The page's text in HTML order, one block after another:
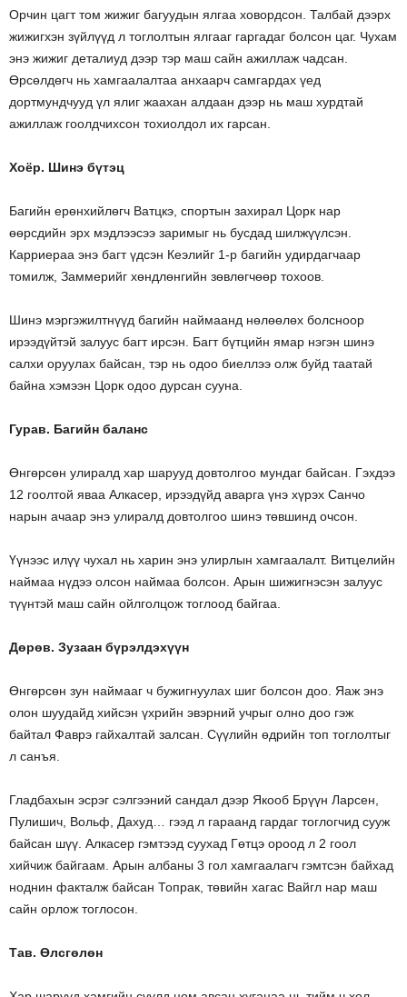
Орчин цагт том жижиг багуудын ялгаа ховордсон. Талбай дээрх
жижигхэн зүйлүүд л тоглолтын ялгааг гаргадаг болсон цаг. Чухам
энэ жижиг деталиуд дээр тэр маш сайн ажиллаж чадсан.
Өрсөлдөгч нь хамгаалалтаа анхаарч самгардах үед
дортмундчууд үл ялиг жаахан алдаан дээр нь маш хурдтай
ажиллаж гоолдчихсон тохиолдол их гарсан.
Хоёр. Шинэ бүтэц
Багийн ерөнхийлөгч Ватцкэ, спортын захирал Цорк нар
өөрсдийн эрх мэдлээсээ заримыг нь бусдад шилжүүлсэн.
Карриераа энэ багт үдсэн Кеэлийг 1-р багийн удирдагчаар
томилж, Заммерийг хөндлөнгийн зөвлөгчөөр тохоов.
Шинэ мэргэжилтнүүд багийн наймаанд нөлөөлөх болсноор
ирээдүйтэй залуус багт ирсэн. Багт бүтцийн ямар нэгэн шинэ
салхи оруулах байсан, тэр нь одоо биеллээ олж буйд таатай
байна хэмээн Цорк одоо дурсан сууна.
Гурав. Багийн баланс
Өнгөрсөн улиралд хар шарууд довтолгоо мундаг байсан. Гэхдээ
12 гоолтой яваа Алкасер, ирээдүйд аварга үнэ хүрэх Санчо
нарын ачаар энэ улиралд довтолгоо шинэ төвшинд очсон.
Үүнээс илүү чухал нь харин энэ улирлын хамгаалалт. Витцелийн
наймаа нүдээ олсон наймаа болсон. Арын шижигнэсэн залуус
түүнтэй маш сайн ойлголцож тоглоод байгаа.
Дөрөв. Зузаан бүрэлдэхүүн
Өнгөрсөн зун наймааг ч бужигнуулах шиг болсон доо. Яаж энэ
олон шуудайд хийсэн үхрийн эвэрний учрыг олно доо гэж
байтал Фаврэ гайхалтай залсан. Сүүлийн өдрийн топ тоглолтыг
л санъя.
Гладбахын эсрэг сэлгээний сандал дээр Якооб Брүүн Ларсен,
Пулишич, Вольф, Дахуд… гээд л гараанд гардаг тоглогчид сууж
байсан шүү. Алкасер гэмтээд суухад Гөтцэ ороод л 2 гоол
хийчиж байгаам. Арын албаны 3 гол хамгаалагч гэмтсэн байхад
ноднин факталж байсан Топрак, төвийн хагас Вайгл нар маш
сайн орлож тоглосон.
Тав. Өлсгөлөн